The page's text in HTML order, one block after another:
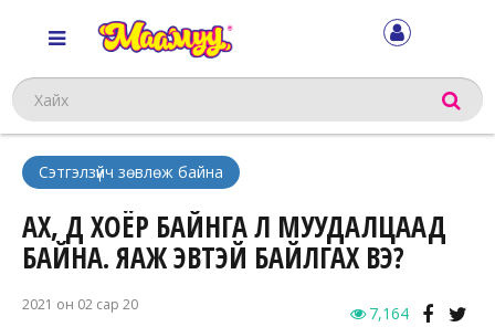
Хайх
Сэтгэлзүйч зөвлөж байна
АХ, ДҮҮ ХОЁР БАЙНГА Л МУУДАЛЦААД
БАЙНА. ЯАЖ ЭВТЭЙ БАЙЛГАХ ВЭ?
2021 он 02 сар 20 7,164